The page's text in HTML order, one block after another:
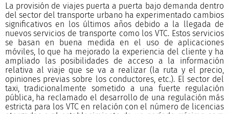
La provisión de viajes puerta a puerta bajo demanda dentro
del sector del transporte urbano ha experimentado cambios
significativos en los últimos años debido a la llegada de
nuevos servicios de transporte como los VTC. Estos servicios
se basan en buena medida en el uso de aplicaciones
móviles, lo que ha mejorado la experiencia del cliente y ha
ampliado las posibilidades de acceso a la información
relativa al viaje que se va a realizar (la ruta y el precio,
opiniones previas sobre los conductores, etc.). El sector del
taxi, tradicionalmente sometido a una fuerte regulación
pública, ha reclamado el desarrollo de una regulación más
estricta para los VTC en relación con el número de licencias